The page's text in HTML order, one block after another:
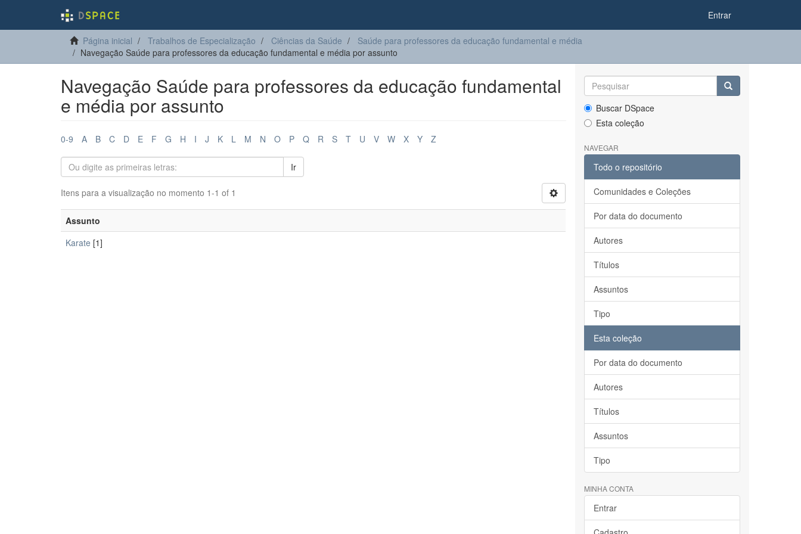
Entrar
Página inicial Trabalhos de Especialização Ciências da Saúde
Saúde para professores da educação fundamental e média
Navegação Saúde para professores da educação fundamental e média por assunto
Navegação Saúde para professores da educação fundamental
e média por assunto
0-9 A B C D E F G H I J K L M N O P Q R S T U V W X Y Z
Ir
Itens para a visualização no momento 1-1 of 1
Assunto
Karate [1]
Buscar DSpace
Esta coleção
NAVEGAR
Todo o repositório
Comunidades e Coleções
Por data do documento
Autores
Títulos
Assuntos
Tipo
Esta coleção
Por data do documento
Autores
Títulos
Assuntos
Tipo
MINHA CONTA
Entrar